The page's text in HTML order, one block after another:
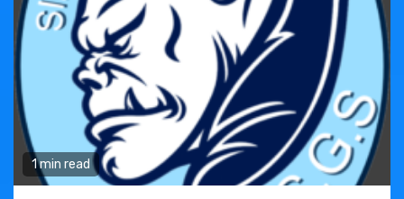
1 min read